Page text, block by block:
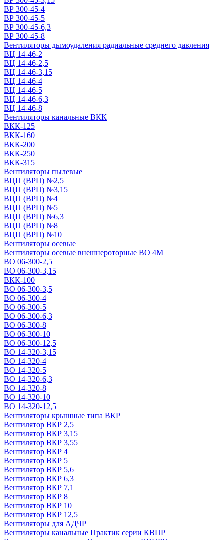
ВР 300-45-4
ВР 300-45-5
ВР 300-45-6,3
ВР 300-45-8
Вентиляторы дымоудаления радиальные среднего давления
ВЦ 14-46-2
ВЦ 14-46-2,5
ВЦ 14-46-3,15
ВЦ 14-46-4
ВЦ 14-46-5
ВЦ 14-46-6,3
ВЦ 14-46-8
Вентиляторы канальные ВКК
ВКК-125
ВКК-160
ВКК-200
ВКК-250
ВКК-315
Вентиляторы пылевые
ВЦП (ВРП) №2,5
ВЦП (ВРП) №3,15
ВЦП (ВРП) №4
ВЦП (ВРП) №5
ВЦП (ВРП) №6,3
ВЦП (ВРП) №8
ВЦП (ВРП) №10
Вентиляторы осевые
Вентиляторы осевые внешнероторные ВО 4М
ВО 06-300-2,5
ВО 06-300-3,15
ВКК-100
ВО 06-300-3,5
ВО 06-300-4
ВО 06-300-5
ВО 06-300-6,3
ВО 06-300-8
ВО 06-300-10
ВО 06-300-12,5
ВО 14-320-3,15
ВО 14-320-4
ВО 14-320-5
ВО 14-320-6,3
ВО 14-320-8
ВО 14-320-10
ВО 14-320-12,5
Вентиляторы крышные типа ВКР
Вентилятор ВКР 2,5
Вентилятор ВКР 3,15
Вентилятор ВКР 3,55
Вентилятор ВКР 4
Вентилятор ВКР 5
Вентилятор ВКР 5,6
Вентилятор ВКР 6,3
Вентилятор ВКР 7,1
Вентилятор ВКР 8
Вентилятор ВКР 10
Вентилятор ВКР 12,5
Вентиляторы для АДЧР
Вентиляторы канальные Практик серии КВПР